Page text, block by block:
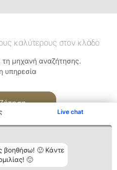
Live chat
βοηθήσω! 🙂 Κάντε
🙂
καλύτερους στον κλάδο
τη μηχανή αναζήτησης.
υπηρεσία